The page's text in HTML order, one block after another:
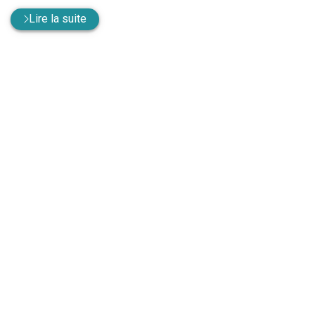
Lire la suite